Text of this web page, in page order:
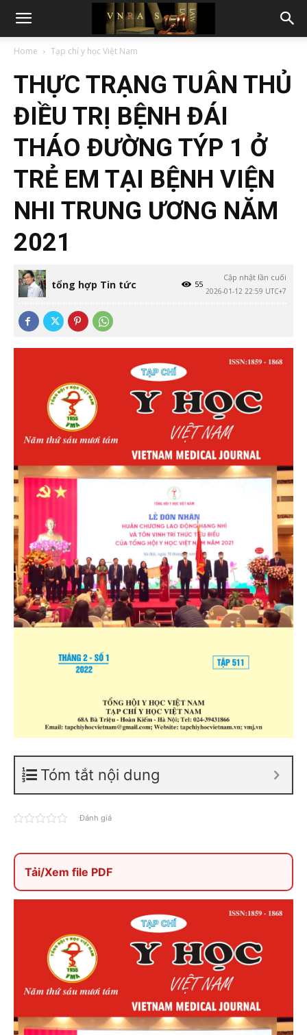
Home Tạp chí y học Việt Nam
THỰC TRẠNG TUÂN THỦ
ĐIỀU TRỊ BỆNH ĐÁI
THÁO ĐƯỜNG TÝP 1 Ở
TRẺ EM TẠI BỆNH VIỆN
NHI TRUNG ƯƠNG NĂM
2021
tổng hợp Tin tức
Cập nhật lần cuối
2026-01-12 22:59 UTC+7
55
Tóm tắt nội dung
Đánh giá
Tải/Xem file PDF